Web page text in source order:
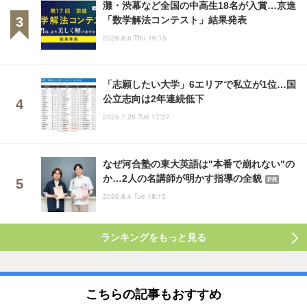
灘・渋幕など全国の中高生18名が入賞…京進
「数学解法コンテスト」結果発表
2026.8.6 Thu 16:15
「志願したい大学」6エリアで私立が1位…国
公立志向は2年連続低下
2026.7.28 Tue 17:27
なぜ河合塾の東大英語は"本番で崩れない"の
か…2人の名講師が明かす指導の全貌
PR
2026.8.4 Tue 18:15
ランキングをもっと見る
こちらの記事もおすすめ